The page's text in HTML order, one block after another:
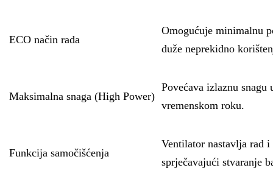
ECO način rada
Omogućuje minimalnu
duže neprekidno
Maksimalna snaga (High Power)
Povećava izlaznu snagu
vremenskom roku.
Funkcija samočišćenja
Ventilator nastavlja rad
sprječavajući stvaranje